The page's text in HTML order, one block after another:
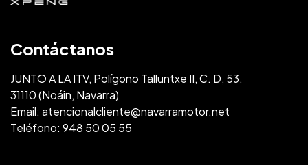
Contáctanos
JUNTO A LA ITV, Polígono Talluntxe II, C. D, 53.
31110 (Noáin, Navarra)
Email: atencionalcliente@navarramotor.net
Teléfono: 948 50 05 55